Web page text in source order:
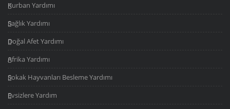
Kurban Yardımı
Sağlık Yardımı
Doğal Afet Yardımı
Afrika Yardımı
Sokak Hayvanları Besleme Yardımı
Evsizlere Yardım